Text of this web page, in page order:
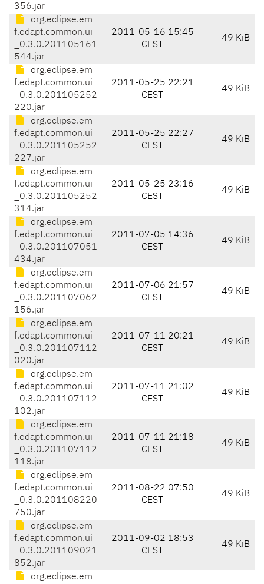
356.jar
org.eclipse.em
f.edapt.common.ui
_0.3.0.201105161
544.jar
2011-05-16 15:45
CEST
49 KiB
org.eclipse.em
f.edapt.common.ui
_0.3.0.201105252
220.jar
2011-05-25 22:21
CEST
49 KiB
org.eclipse.em
f.edapt.common.ui
_0.3.0.201105252
227.jar
2011-05-25 22:27
CEST
49 KiB
org.eclipse.em
f.edapt.common.ui
_0.3.0.201105252
314.jar
2011-05-25 23:16
CEST
49 KiB
org.eclipse.em
f.edapt.common.ui
_0.3.0.201107051
434.jar
2011-07-05 14:36
CEST
49 KiB
org.eclipse.em
f.edapt.common.ui
_0.3.0.201107062
156.jar
2011-07-06 21:57
CEST
49 KiB
org.eclipse.em
f.edapt.common.ui
_0.3.0.201107112
020.jar
2011-07-11 20:21
CEST
49 KiB
org.eclipse.em
f.edapt.common.ui
_0.3.0.201107112
102.jar
2011-07-11 21:02
CEST
49 KiB
org.eclipse.em
f.edapt.common.ui
_0.3.0.201107112
118.jar
2011-07-11 21:18
CEST
49 KiB
org.eclipse.em
f.edapt.common.ui
_0.3.0.201108220
750.jar
2011-08-22 07:50
CEST
49 KiB
org.eclipse.em
f.edapt.common.ui
_0.3.0.201109021
852.jar
2011-09-02 18:53
CEST
49 KiB
org.eclipse.em